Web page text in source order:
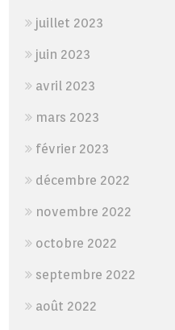
juillet 2023
juin 2023
avril 2023
mars 2023
février 2023
décembre 2022
novembre 2022
octobre 2022
septembre 2022
août 2022